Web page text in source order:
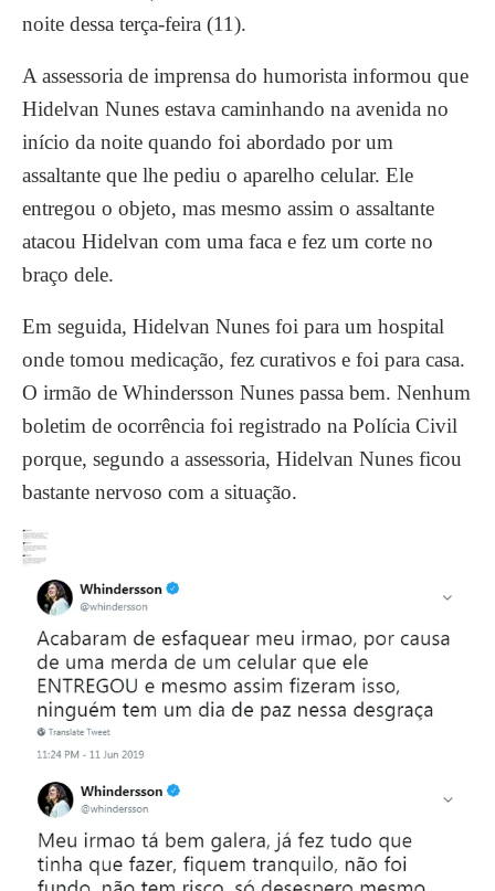
noite dessa terça-feira (11).
A assessoria de imprensa do humorista informou que
Hidelvan Nunes estava caminhando na avenida no
início da noite quando foi abordado por um
assaltante que lhe pediu o aparelho celular. Ele
entregou o objeto, mas mesmo assim o assaltante
atacou Hidelvan com uma faca e fez um corte no
braço dele.
Em seguida, Hidelvan Nunes foi para um hospital
onde tomou medicação, fez curativos e foi para casa.
O irmão de Whindersson Nunes passa bem. Nenhum
boletim de ocorrência foi registrado na Polícia Civil
porque, segundo a assessoria, Hidelvan Nunes ficou
bastante nervoso com a situação.